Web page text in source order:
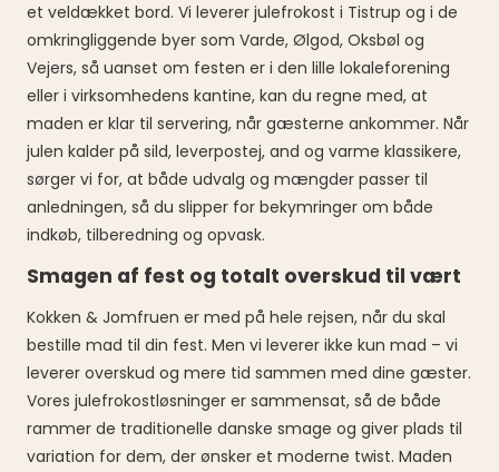
et veldækket bord. Vi leverer julefrokost i Tistrup og i de
omkringliggende byer som Varde, Ølgod, Oksbøl og
Vejers, så uanset om festen er i den lille lokaleforening
eller i virksomhedens kantine, kan du regne med, at
maden er klar til servering, når gæsterne ankommer. Når
julen kalder på sild, leverpostej, and og varme klassikere,
sørger vi for, at både udvalg og mængder passer til
anledningen, så du slipper for bekymringer om både
indkøb, tilberedning og opvask.
Smagen af fest og totalt overskud til vært
Kokken & Jomfruen er med på hele rejsen, når du skal
bestille mad til din fest. Men vi leverer ikke kun mad – vi
leverer overskud og mere tid sammen med dine gæster.
Vores julefrokostløsninger er sammensat, så de både
rammer de traditionelle danske smage og giver plads til
variation for dem, der ønsker et moderne twist. Maden